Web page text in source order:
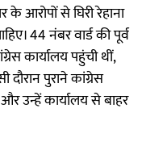
के आरोपों से घिरी रेहाना
44 नंबर वार्ड की पूर्व
कार्यालय पहुंची थीं,
दौरान पुराने कांग्रेस
उन्हें कार्यालय से बाहर